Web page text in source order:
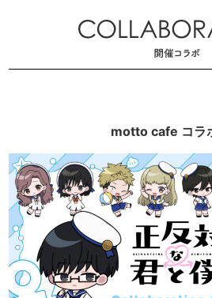
motto cafe コラ